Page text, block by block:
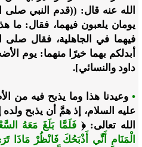
الله عنه قال: ((قدم النبي صلى
يومان يلعبون فيهما، فقال: ما
فيهما في الجاهلية، فقال صلى
أبدلكم بهما خيرًا منهما: يوم
داود والنسائي].
• وعيدنا هذا وما يذبح فيه من
عليه السلام، إذ همَّ أن يذبح
الله تعالى: ﴿فَلَمَّا بَلَغَ مَعَهُ
الْمَنَامِ أَنِّي أَذْبَحُكَ فَانْظُرْ مَاذَا